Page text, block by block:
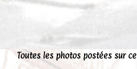
Toutes les photos postées sur